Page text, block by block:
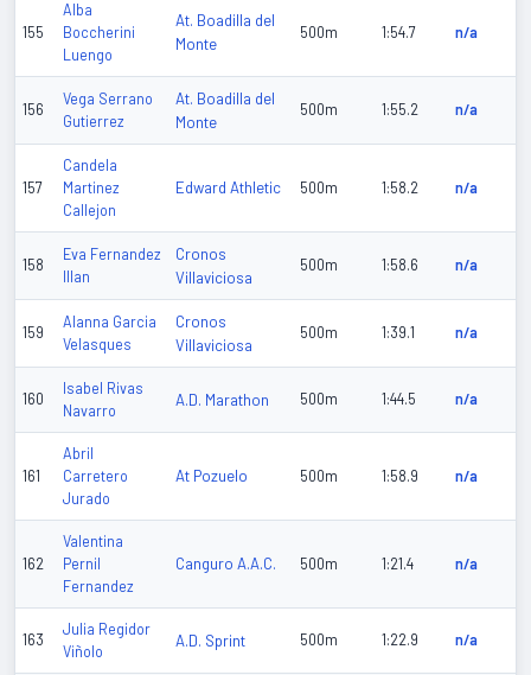
155
Alba
Boccherini
Luengo
At. Boadilla del
Monte
500m 1:54.7 n/a
156
Vega Serrano
Gutierrez
At. Boadilla del
Monte
500m 1:55.2 n/a
157
Candela
Martinez
Callejon
Edward Athletic 500m 1:58.2 n/a
158
Eva Fernandez
Illan
Cronos
Villaviciosa
500m 1:58.6 n/a
159
Alanna Garcia
Velasques
Cronos
Villaviciosa
500m 1:39.1 n/a
160
Isabel Rivas
Navarro
A.D. Marathon 500m 1:44.5 n/a
161
Abril
Carretero
Jurado
At Pozuelo 500m 1:58.9 n/a
162
Valentina
Pernil
Fernandez
Canguro A.A.C. 500m 1:21.4 n/a
163
Julia Regidor
Viñolo
A.D. Sprint 500m 1:22.9 n/a